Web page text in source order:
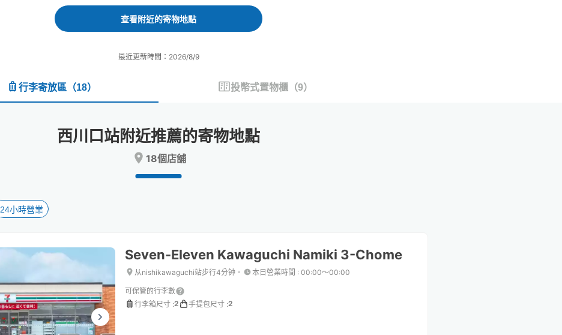
forward
to
the
calendar
select
the
changing
dates.
backward
interact
select
the
changing
dates.
查看附近的寄物地點
最近更新時間：2026/8/9
行李寄放區 （18） 投幣式置物櫃 （9）
西川口站附近推薦的寄物地點
18個店舖
24小時營業
Seven-Eleven Kawaguchi Namiki 3-Chome
从nishikawaguchi站步行4分钟。 本日營業時間 : 00:00〜00:00
可保管的行李數
行李箱尺寸 :2 手提包尺寸 :2